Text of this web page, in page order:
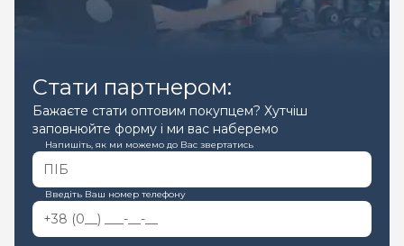
Стати партнером:
Бажаєте стати оптовим покупцем? Хутчіш
заповнюйте форму і ми вас наберемо
Напишіть, як ми можемо до Вас звертатись
Введіть Ваш номер телефону